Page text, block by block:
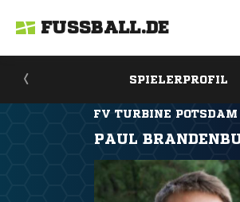
FUSSBALL.DE
SPIELERPROFIL
FV TURBINE
PAUL